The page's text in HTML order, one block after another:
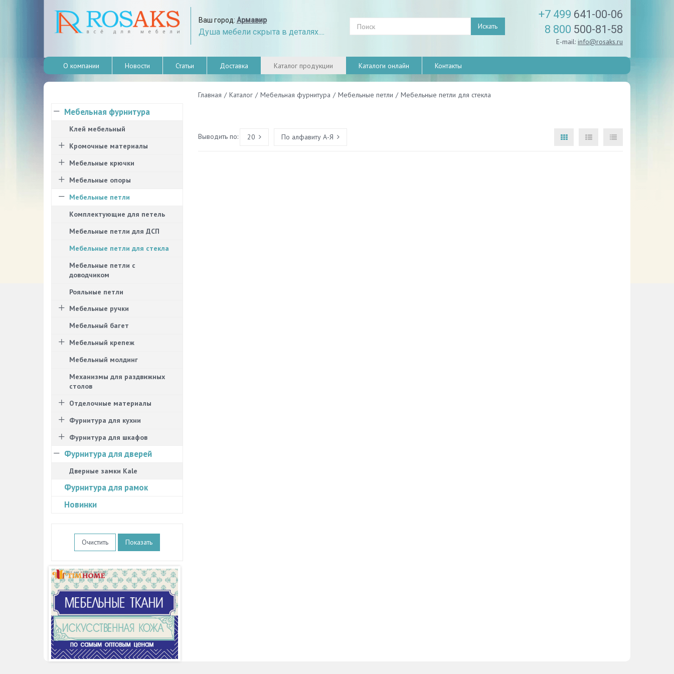
Ваш город: Армавир
Душа мебели скрыта в деталях....
Искать
+7 499 641-00-06
8 800 500-81-58
E-mail: info@rosaks.ru
О компании Новости Статьи Доставка Каталог продукции Каталоги онлайн Контакты
Главная / Каталог / Мебельная фурнитура / Мебельные петли / Мебельные петли для стекла
Выводить по: 20 По алфавиту А-Я
Мебельная фурнитура
Клей мебельный
Кромочные материалы
Мебельные крючки
Мебельные опоры
Мебельные петли
Комплектующие для петель
Мебельные петли для ДСП
Мебельные петли для стекла
Мебельные петли с
доводчиком
Рояльные петли
Мебельные ручки
Мебельный багет
Мебельный крепеж
Мебельный молдинг
Механизмы для раздвижных
столов
Отделочные материалы
Фурнитура для кухни
Фурнитура для шкафов
Фурнитура для дверей
Дверные замки Kale
Фурнитура для рамок
Новинки
Очистить